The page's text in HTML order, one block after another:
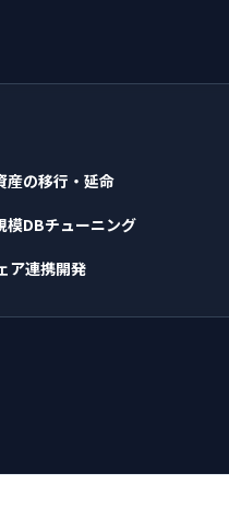
産の移行・延命
模DBチューニング
ア連携開発